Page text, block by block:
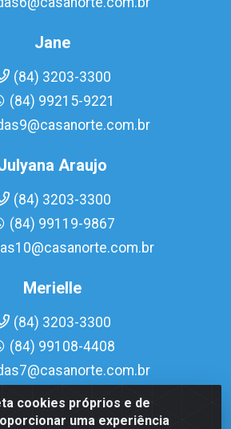
cookies próprios e de
uma experiência
Jane
(84) 3203-3300
(84) 99215-9221
Araujo
(84) 3203-3300
(84) 99119-9867
Merielle
(84) 3203-3300
(84) 99108-4408
- Av. Interventor Mário Câmara, 1815 -